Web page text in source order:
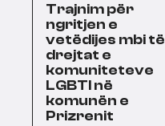
Trajnim për
ngritjen e
vetëdijes mbi të
drejtat e
komuniteteve
LGBTI në
komunën e
Prizrenit